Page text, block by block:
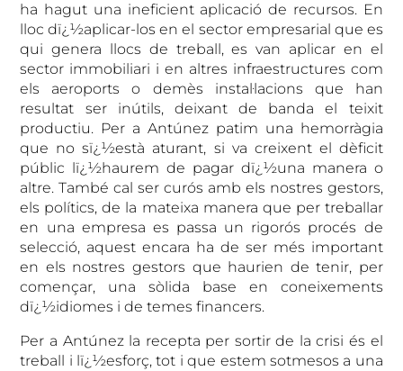
ha hagut una ineficient aplicació de recursos. En
lloc dï¿½aplicar-los en el sector empresarial que es
qui genera llocs de treball, es van aplicar en el
sector immobiliari i en altres infraestructures com
els aeroports o demès instal·lacions que han
resultat ser inútils, deixant de banda el teixit
productiu. Per a Antúnez patim una hemorràgia
que no sï¿½està aturant, si va creixent el dèficit
públic lï¿½haurem de pagar dï¿½una manera o
altre. També cal ser curós amb els nostres gestors,
els polítics, de la mateixa manera que per treballar
en una empresa es passa un rigorós procés de
selecció, aquest encara ha de ser més important
en els nostres gestors que haurien de tenir, per
començar, una sòlida base en coneixements
dï¿½idiomes i de temes financers.
Per a Antúnez la recepta per sortir de la crisi és el
treball i lï¿½esforç, tot i que estem sotmesos a una